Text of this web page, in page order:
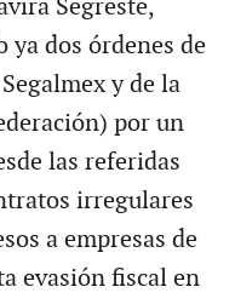
Segreste,
ya dos órdenes de
y de la
por un
las referidas
irregulares
a empresas de
evasión fiscal en